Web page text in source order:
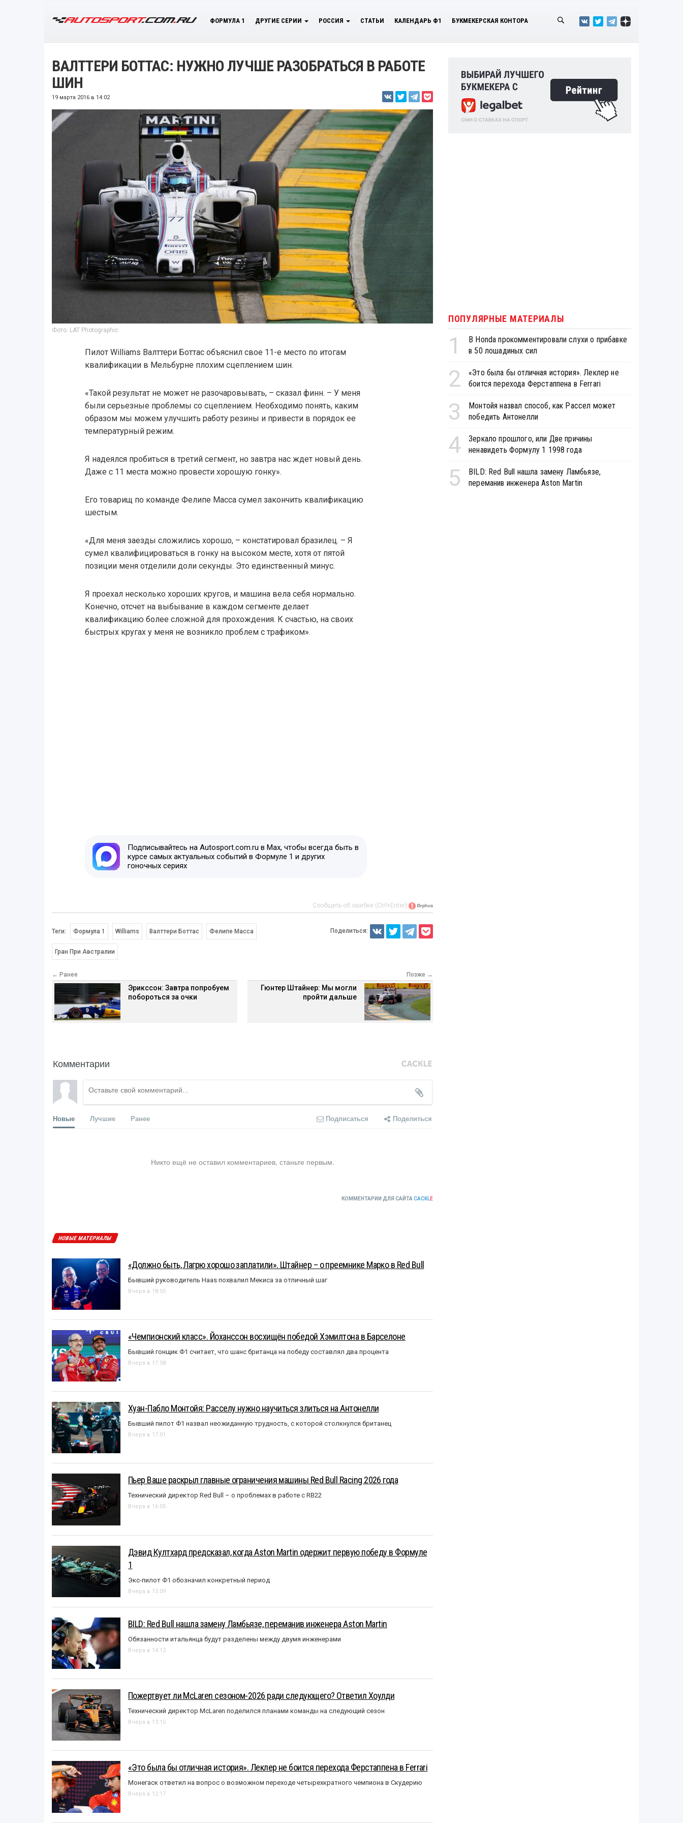
ФОРМУЛА 1 ДРУГИЕ СЕРИИ РОССИЯ СТАТЬИ КАЛЕНДАРЬ Ф1 БУКМЕКЕРСКАЯ КОНТОРА
ВАЛТТЕРИ БОТТАС: НУЖНО ЛУЧШЕ РАЗОБРАТЬСЯ В РАБОТЕ
ШИН
19 марта 2016 в 14:02
Фото: LAT Photographic
Пилот Williams Валттери Боттас объяснил свое 11-е место по итогам
квалификации в Мельбурне плохим сцеплением шин.
«Такой результат не может не разочаровывать, – сказал финн. – У меня
были серьезные проблемы со сцеплением. Необходимо понять, каким
образом мы можем улучшить работу резины и привести в порядок ее
температурный режим.
Я надеялся пробиться в третий сегмент, но завтра нас ждет новый день.
Даже с 11 места можно провести хорошую гонку».
Его товарищ по команде Фелипе Масса сумел закончить квалификацию
шестым.
«Для меня заезды сложились хорошо, – констатировал бразилец. – Я
сумел квалифицироваться в гонку на высоком месте, хотя от пятой
позиции меня отделили доли секунды. Это единственный минус.
Я проехал несколько хороших кругов, и машина вела себя нормально.
Конечно, отсчет на выбывание в каждом сегменте делает
квалификацию более сложной для прохождения. К счастью, на своих
быстрых кругах у меня не возникло проблем с трафиком».
Подписывайтесь на Autosport.com.ru в Max, чтобы всегда быть в
курсе самых актуальных событий в Формуле 1 и других
гоночных сериях
Сообщить об ошибке (Ctrl+Enter)
Теги: Формула 1 Williams Валттери Боттас Фелипе Масса
Гран При Австралии
Поделиться:
← Ранее
Эрикссон: Завтра попробуем
побороться за очки
Позже →
Гюнтер Штайнер: Мы могли
пройти дальше
Комментарии
Новые Лучшие Ранее Подписаться Поделиться
Никто ещё не оставил комментариев, станьте первым.
КОММЕНТАРИИ ДЛЯ САЙТА CACKLE
НОВЫЕ МАТЕРИАЛЫ
«Должно быть, Лагрю хорошо заплатили». Штайнер – о преемнике Марко в Red Bull
Бывший руководитель Haas похвалил Мекиса за отличный шаг
Вчера в 18:55
«Чемпионский класс». Йоханссон восхищён победой Хэмилтона в Барселоне
Бывший гонщик Ф1 считает, что шанс британца на победу составлял два процента
Вчера в 17:58
Хуан-Пабло Монтойя: Расселу нужно научиться злиться на Антонелли
Бывший пилот Ф1 назвал неожиданную трудность, с которой столкнулся британец
Вчера в 17:01
Пьер Ваше раскрыл главные ограничения машины Red Bull Racing 2026 года
Технический директор Red Bull – о проблемах в работе с RB22
Вчера в 16:05
Дэвид Култхард предсказал, когда Aston Martin одержит первую победу в Формуле
1
Экс-пилот Ф1 обозначил конкретный период
Вчера в 15:09
BILD: Red Bull нашла замену Ламбьязе, переманив инженера Aston Martin
Обязанности итальянца будут разделены между двумя инженерами
Вчера в 14:12
Пожертвует ли McLaren сезоном-2026 ради следующего? Ответил Хоулди
Технический директор McLaren поделился планами команды на следующий сезон
Вчера в 13:15
«Это была бы отличная история». Леклер не боится перехода Ферстаппена в Ferrari
Монегаск ответил на вопрос о возможном переходе четырехкратного чемпиона в Скудерию
Вчера в 12:17
ПОПУЛЯРНЫЕ МАТЕРИАЛЫ
1
В Honda прокомментировали слухи о прибавке
в 50 лошадиных сил
2
«Это была бы отличная история». Леклер не
боится перехода Ферстаппена в Ferrari
3
Монтойя назвал способ, как Рассел может
победить Антонелли
4
Зеркало прошлого, или Две причины
ненавидеть Формулу 1 1998 года
5
BILD: Red Bull нашла замену Ламбьязе,
переманив инженера Aston Martin